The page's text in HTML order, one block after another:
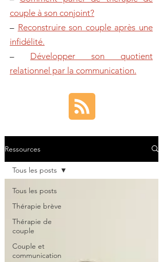
couple à son conjoint?
– Reconstruire son couple après une
infidélité.
– Développer son quotient
relationnel par la communication.
Ressources
Tous les posts
Thérapie brève
Thérapie de
couple
Couple et
communication
Tous les posts